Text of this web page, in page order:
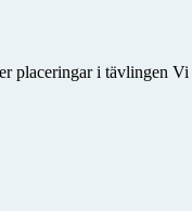
i tävlingen